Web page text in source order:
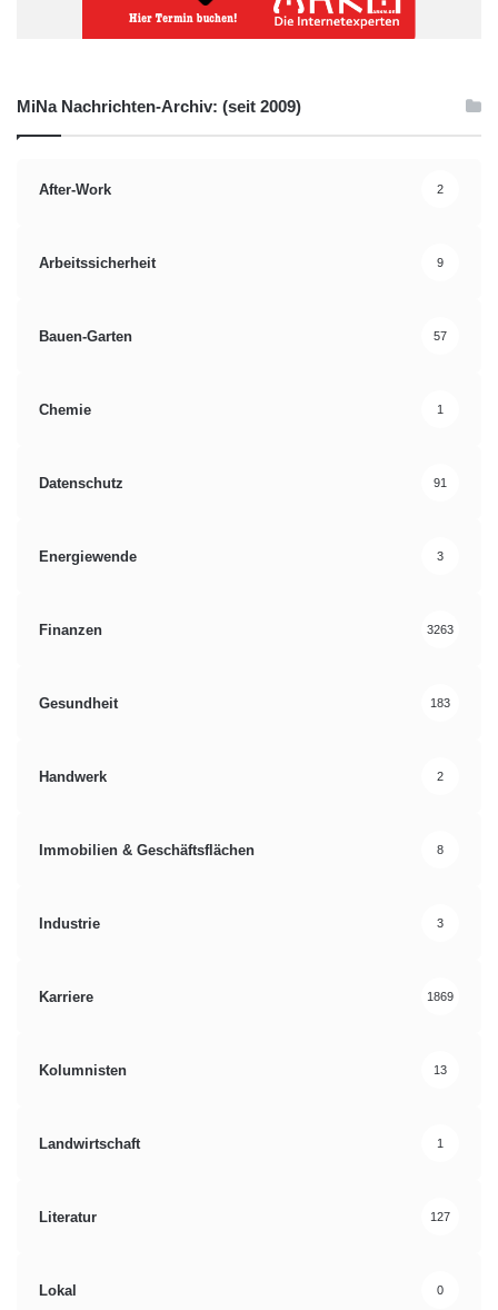
MiNa Nachrichten-Archiv: (seit 2009)
After-Work 2
Arbeitssicherheit 9
Bauen-Garten 57
Chemie 1
Datenschutz 91
Energiewende 3
Finanzen 3263
Gesundheit 183
Handwerk 2
Immobilien & Geschäftsflächen 8
Industrie 3
Karriere 1869
Kolumnisten 13
Landwirtschaft 1
Literatur 127
Lokal 0